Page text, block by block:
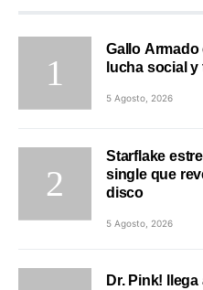
Gallo
lucha social y
5 Agosto, 2026
Starflake
single que
disco
5 Agosto, 2026
Dr. Pink!